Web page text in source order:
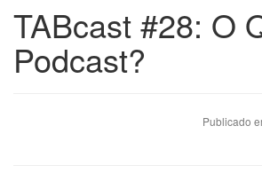
TABcast #28: O
Podcast?
Publicado